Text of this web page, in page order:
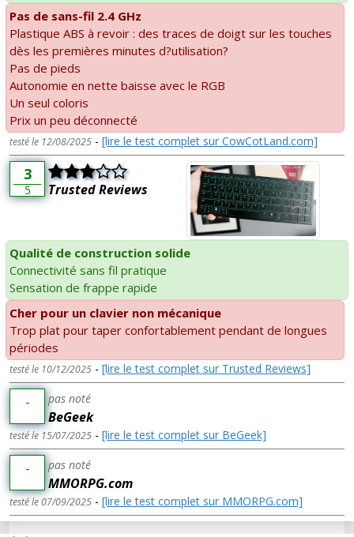
Pas de sans-fil 2.4 GHz
Plastique ABS à revoir : des traces de doigt sur les touches
dès les premières minutes d?utilisation?
Pas de pieds
Autonomie en nette baisse avec le RGB
Un seul coloris
Prix un peu déconnecté
testé le 12/08/2025 - [lire le test complet sur CowCotLand.com]
3
5 Trusted Reviews
Qualité de construction solide
Connectivité sans fil pratique
Sensation de frappe rapide
Cher pour un clavier non mécanique
Trop plat pour taper confortablement pendant de longues
périodes
testé le 10/12/2025 - [lire le test complet sur Trusted Reviews]
- pas noté
BeGeek
testé le 15/07/2025 - [lire le test complet sur BeGeek]
- pas noté
MMORPG.com
testé le 07/09/2025 - [lire le test complet sur MMORPG.com]